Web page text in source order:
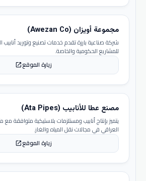
مجموعة أويزان (Awezan Co)
شركة صناعية بارزة تقدم خدمات تصنيع وتوريد أنابيب
للمشاريع الحكومية والخاصة.
زيارة الموقعopen_in_new
مصنع عطا للأنابيب (Ata Pipes)
يتميز بإنتاج أنابيب ومستلزمات بلاستيكية متوافقة
العراقي في مجالات نقل المياه والغاز.
زيارة الموقعopen_in_new